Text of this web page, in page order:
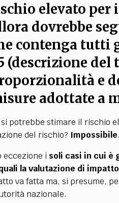
elevato per
dovrebbe
contenga tutti
(descrizione
e
adottate a
si potrebbe stimare il rischio
del rischio? Impossibile.
eccezione i soli casi in cui è
la valutazione di
va fatta ma, si presume,
nazionale.